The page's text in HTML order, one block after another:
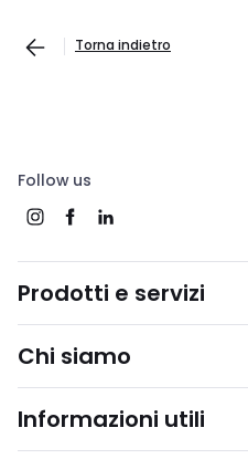
Torna indietro
Follow us
Prodotti e servizi
Chi siamo
Informazioni utili